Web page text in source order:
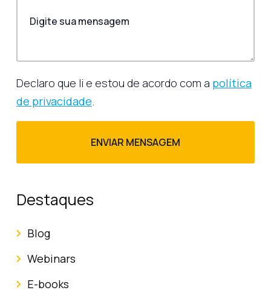
Declaro que li e estou de acordo com a política
de privacidade
Destaques
Blog
Webinars
E-books